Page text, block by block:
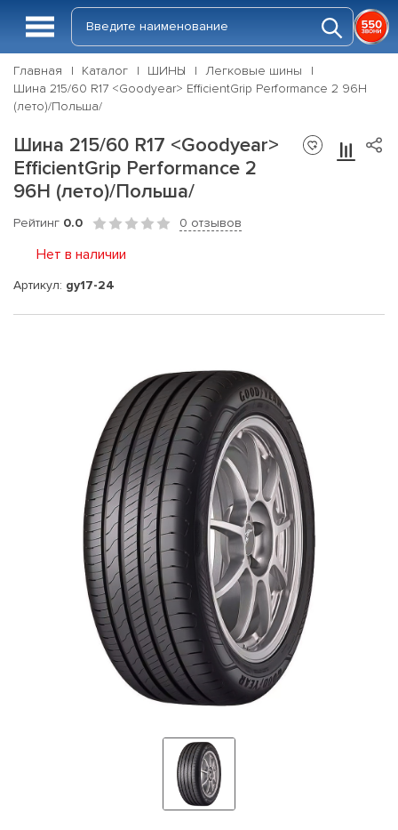
Главная Каталог ШИНЫ
Легковые шины
Шина 215/60 R17 <Goodyear> EfficientGrip Performance 2 96H
(лето)/Польша/
Шина 215/60 R17 <Goodyear>
EfficientGrip Performance 2
96H (лето)/Польша/
Рейтинг 0.0 0 отзывов
Нет в наличии
Артикул: gy17-24